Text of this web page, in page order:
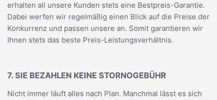
erhalten all unsere Kunden stets eine Bestpreis-Garantie.
Dabei werfen wir regelmäßig einen Blick auf die Preise der
Konkurrenz und passen unsere an. Somit garantieren wir
Ihnen stets das beste Preis-Leistungsverhältnis.
7. SIE BEZAHLEN KEINE STORNOGEBÜHR
Nicht immer läuft alles nach Plan. Manchmal lässt es sich